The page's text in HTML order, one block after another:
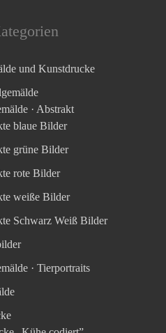
und Kunstdrucke
· Abstrakt
blaue Bilder
grüne Bilder
rote Bilder
weiße Bilder
Schwarz Weiß Bilder
· Tierportraits